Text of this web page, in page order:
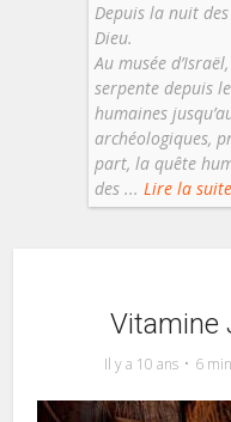
Depuis la nuit
Dieu.
Au musée
serpente depuis
humaines
archéologiques,
part, la quête
des ... Lire la suite
Vitamine
Il y a 10 ans 6